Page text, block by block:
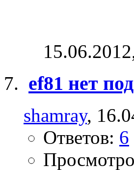
ef81 нет
shamray,
Ответов: 6